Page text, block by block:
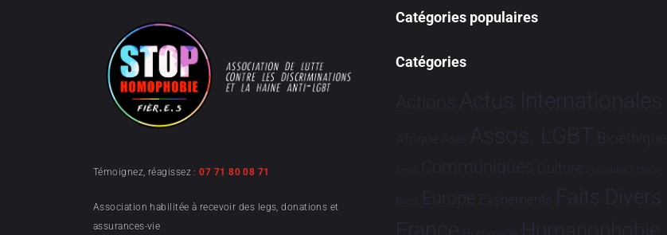
Témoignez, réagissez :07 71 80 08 71
Association habilitée à recevoir des legs, donations et
assurances-vie
Catégories populaires
Catégories
Actions Actus Internationales
Afrique Asie Assos. LGBT Bioéthique
Brève Communiqués Culture Dialogues France-
Brésil Europe Evénements Faits Divers
Humanophobie